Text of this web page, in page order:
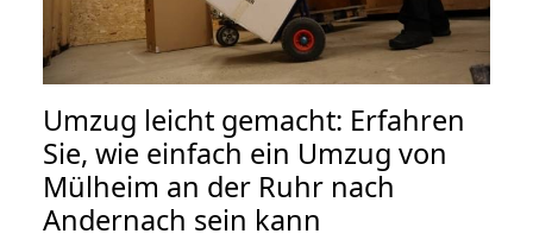
Umzug leicht gemacht: Erfahren
Sie, wie einfach ein Umzug von
Mülheim an der Ruhr nach
Andernach sein kann